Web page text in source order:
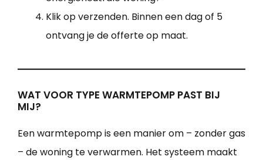
Klik op verzenden. Binnen een dag of 5
ontvang je de offerte op maat.
WAT VOOR TYPE WARMTEPOMP PAST BIJ
MIJ?
Een warmtepomp is een manier om – zonder gas
– de woning te verwarmen. Het systeem maakt